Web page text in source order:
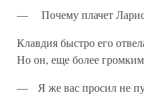
— Почему плачет
Клавдия быстро его
Но он, еще более
— Я же вас просил не